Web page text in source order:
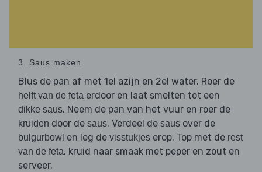
3. Saus maken
Blus de pan af met 1el azijn en 2el water. Roer de
helft van de feta erdoor en laat smelten tot een
dikke saus. Neem de pan van het vuur en roer de
kruiden door de saus. Verdeel de saus over de
bulgurbowl en leg de visstukjes erop. Top met de rest
van de feta, kruid naar smaak met peper en zout en
serveer.